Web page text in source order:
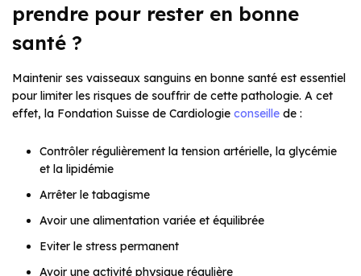
prendre pour rester en bonne
santé ?
Maintenir ses vaisseaux sanguins en bonne santé est essentiel
pour limiter les risques de souffrir de cette pathologie. A cet
effet, la Fondation Suisse de Cardiologie conseille de :
Contrôler régulièrement la tension artérielle, la glycémie
et la lipidémie
Arrêter le tabagisme
Avoir une alimentation variée et équilibrée
Eviter le stress permanent
Avoir une activité physique régulière